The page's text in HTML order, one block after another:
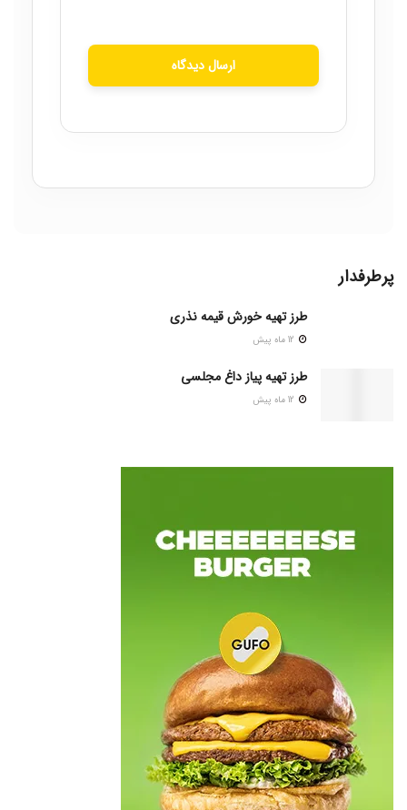
ارسال دیدگاه
پرطرفدار
طرز تهیه خورش قیمه نذری
طرز تهیه پیاز داغ مجلسی